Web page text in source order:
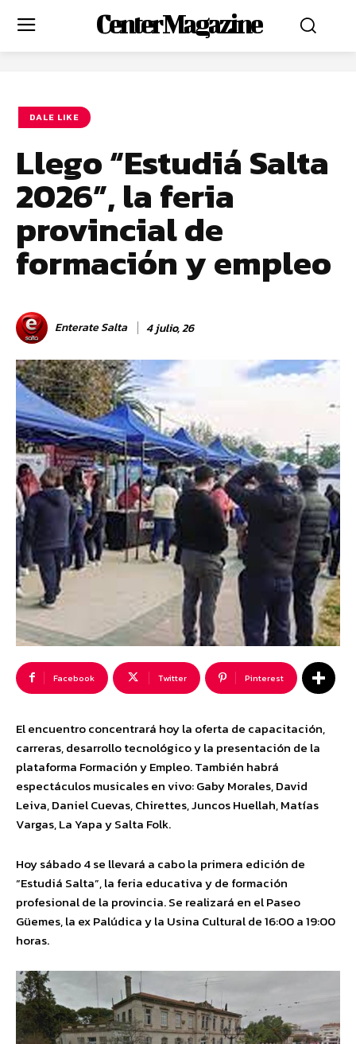
Center Magazine
DALE LIKE
Llego “Estudiá Salta
2026”, la feria
provincial de
formación y empleo
Enterate Salta 4 julio, 26
Facebook Twitter Pinterest
El encuentro concentrará hoy la oferta de capacitación,
carreras, desarrollo tecnológico y la presentación de la
plataforma Formación y Empleo. También habrá
espectáculos musicales en vivo: Gaby Morales, David
Leiva, Daniel Cuevas, Chirettes, Juncos Huellah, Matías
Vargas, La Yapa y Salta Folk.
Hoy sábado 4 se llevará a cabo la primera edición de
“Estudiá Salta”, la feria educativa y de formación
profesional de la provincia. Se realizará en el Paseo
Güemes, la ex Palúdica y la Usina Cultural de 16:00 a 19:00
horas.